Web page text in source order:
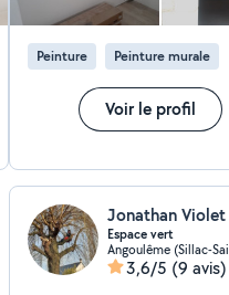
Peinture Peinture murale
Voir le profil
Espace vert
Angoulême (Sillac-
3,6/5 (9 avis)